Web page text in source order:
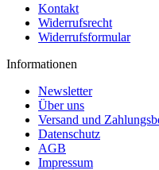
Kontakt
Widerrufsrecht
Widerrufsformular
Informationen
Newsletter
Über uns
Versand und
Datenschutz
AGB
Impressum